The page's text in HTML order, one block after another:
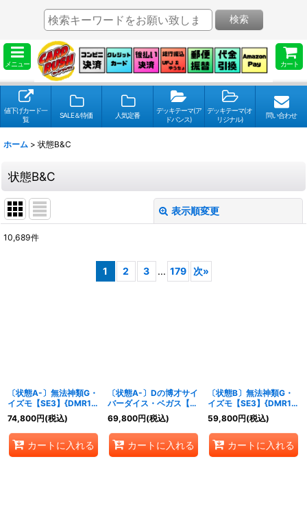
メニュー カート
検索
値下げカード一
覧
SALE＆特価 人気定番
デッキテーマ(ア
ドバンス)
デッキテーマ(オ
リジナル)
問い合わせ
ホーム > 状態B&C
状態B&C
表示順変更
10,689件
1 2 3 ... 179 次»
〔状態A-〕無法神類G・
イズモ【SE3】{DMR12
秘V1c/秘V2}《光》
74,800円(税込)
カートに入れる
〔状態A-〕Dの博才サイ
バーダイス・ベガス【R-
foil】{P56/Y16}《水》
69,800円(税込)
カートに入れる
〔状態B〕無法神類G・
イズモ【SE3】{DMR12
秘V1c/秘V2}《光》
59,800円(税込)
カートに入れる